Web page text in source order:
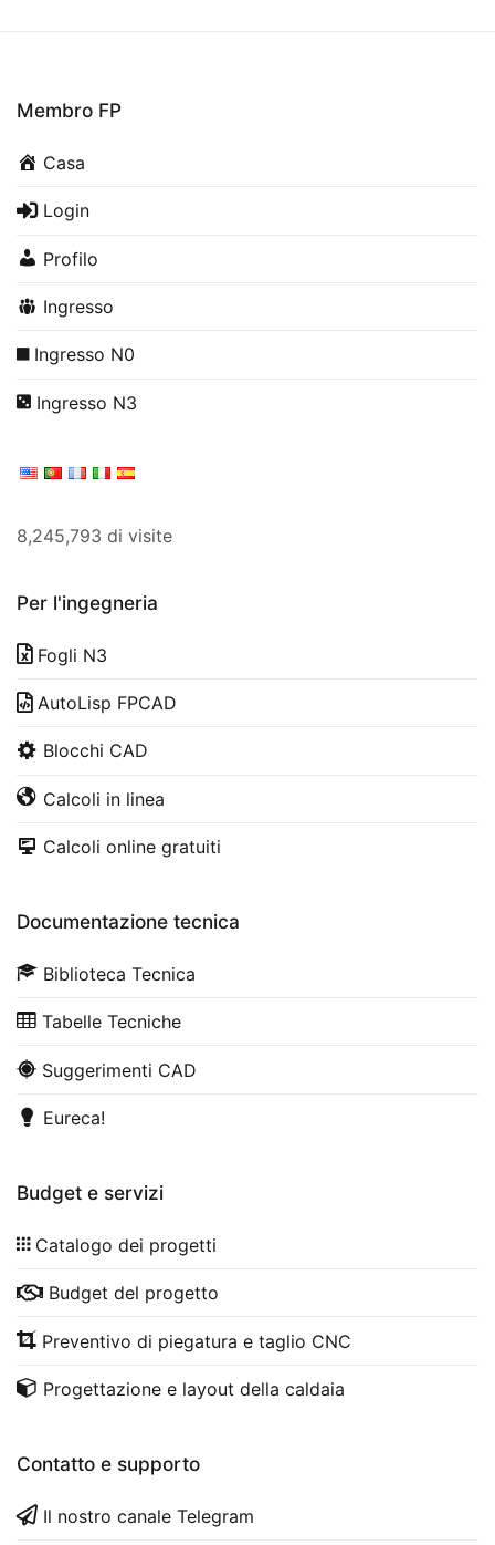
Membro FP
Casa
Login
Profilo
Ingresso
Ingresso N0
Ingresso N3
8,245,793 di visite
Per l'ingegneria
Fogli N3
AutoLisp FPCAD
Blocchi CAD
Calcoli in linea
Calcoli online gratuiti
Documentazione tecnica
Biblioteca Tecnica
Tabelle Tecniche
Suggerimenti CAD
Eureca!
Budget e servizi
Catalogo dei progetti
Budget del progetto
Preventivo di piegatura e taglio CNC
Progettazione e layout della caldaia
Contatto e supporto
Il nostro canale Telegram